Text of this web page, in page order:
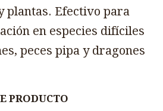
plantas. Efectivo para
en especies difíciles
peces pipa y dragones
PRODUCTO